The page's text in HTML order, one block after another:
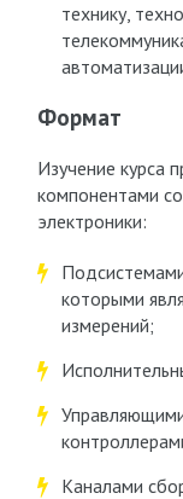
технику,
Формат
Изучение курса
компонентами
электроники:
которыми
измерений;
Каналами